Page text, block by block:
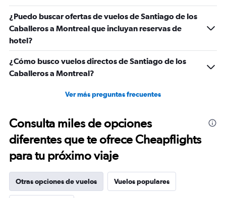
¿Puedo buscar ofertas de vuelos de Santiago de los
Caballeros a Montreal que incluyan reservas de
hotel?
¿Cómo busco vuelos directos de Santiago de los
Caballeros a Montreal?
Ver más preguntas frecuentes
Consulta miles de opciones
diferentes que te ofrece Cheapflights
para tu próximo viaje
Otras opciones de vuelos Vuelos populares